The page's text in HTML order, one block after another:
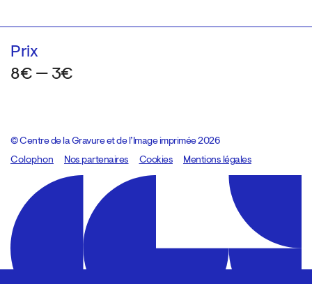
Prix
8€ — 3€
© Centre de la Gravure et de l’Image imprimée 2026
Colophon
Design:Marcel Kaczmarek, code:8080.studio
Nos partenaires Cookies Mentions légales